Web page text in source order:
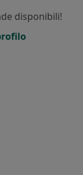
disponibili!